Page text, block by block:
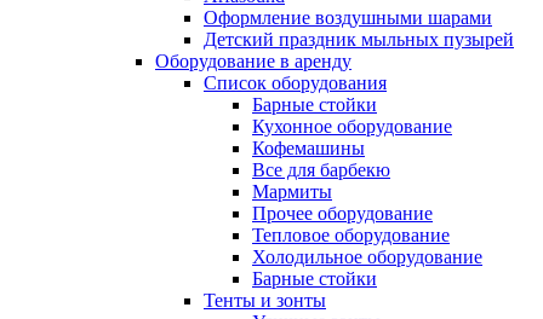
Оформление воздушными шарами
Детский праздник мыльных пузырей
Оборудование в аренду
Список оборудования
Барные стойки
Кухонное оборудование
Кофемашины
Все для барбекю
Мармиты
Прочее оборудование
Тепловое оборудование
Холодильное оборудование
Барные стойки
Тенты и зонты